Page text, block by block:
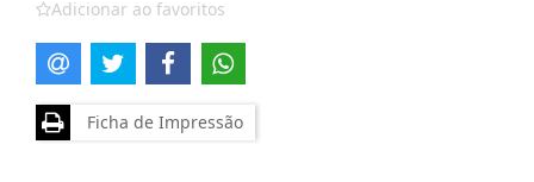
Adicionar ao favoritos
Ficha de Impressão